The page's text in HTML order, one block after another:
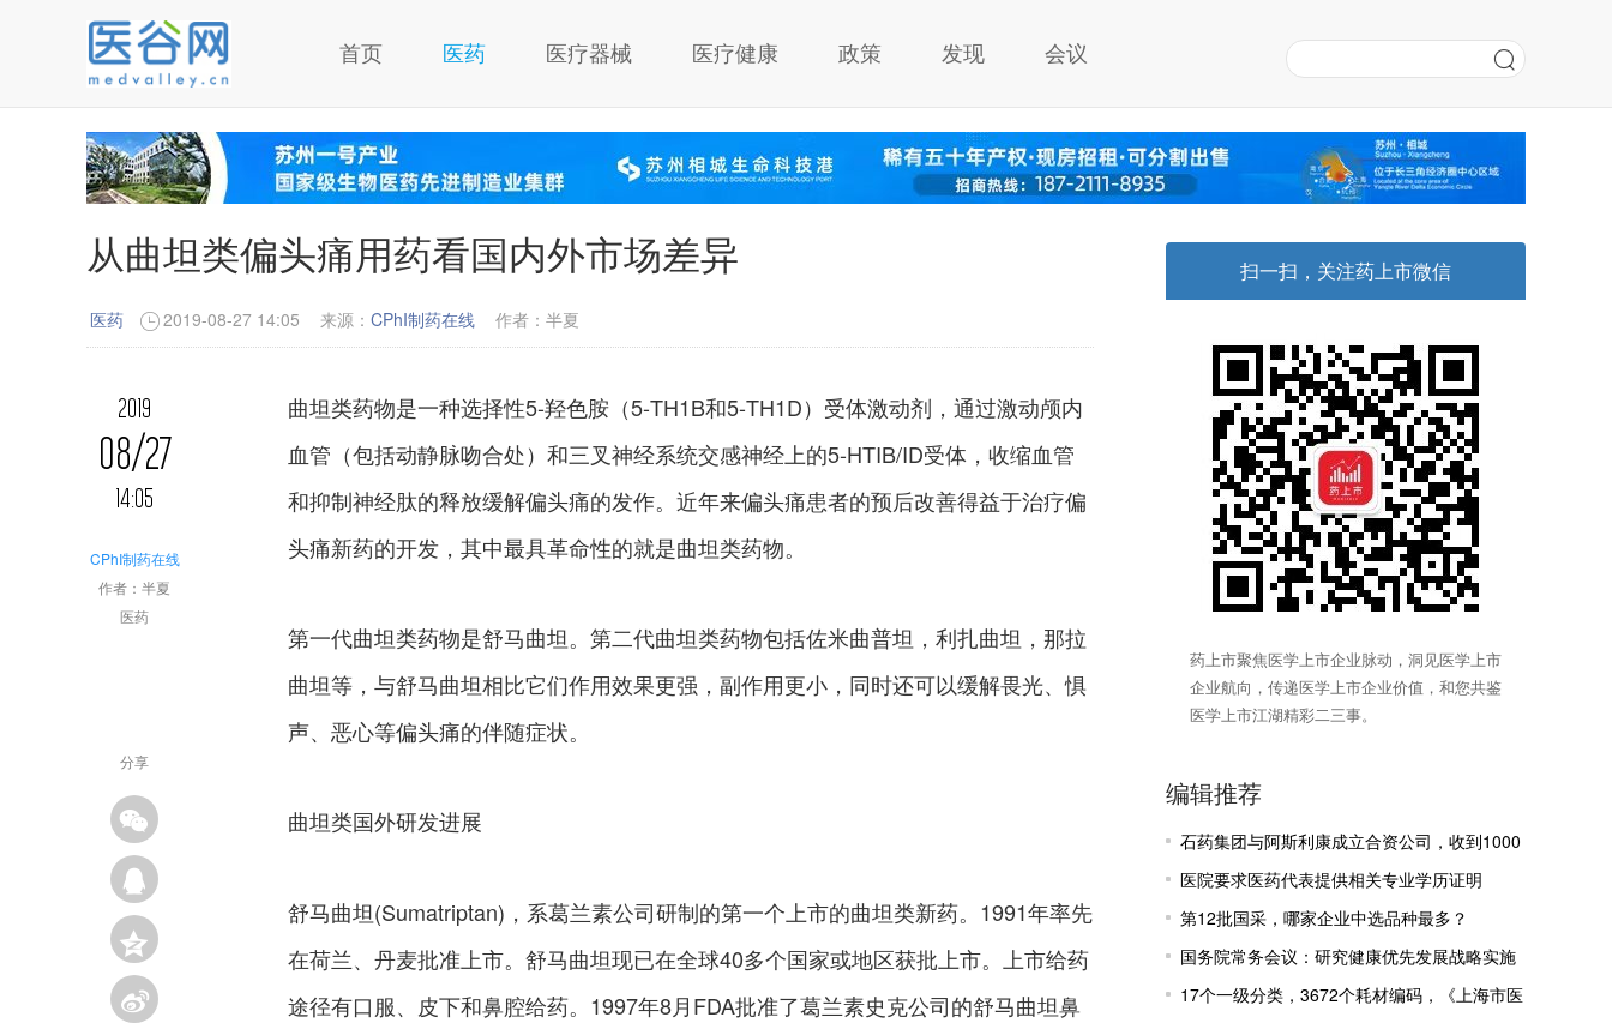
首页 医药 医疗器械 医疗健康 政策 发现 会议
从曲坦类偏头痛用药看国内外市场差异
医药 2019-08-27 14:05 来源： CPhI制药在线 作者：半夏
2019
08/27
14:05
CPhI制药在线
作者：半夏
医药
分享
曲坦类药物是一种选择性5-羟色胺（5-TH1B和5-TH1D）受体激动剂，通过激动颅内
血管（包括动静脉吻合处）和三叉神经系统交感神经上的5-HTIB/ID受体，收缩血管
和抑制神经肽的释放缓解偏头痛的发作。近年来偏头痛患者的预后改善得益于治疗偏
头痛新药的开发，其中最具革命性的就是曲坦类药物。
第一代曲坦类药物是舒马曲坦。第二代曲坦类药物包括佐米曲普坦，利扎曲坦，那拉
曲坦等，与舒马曲坦相比它们作用效果更强，副作用更小，同时还可以缓解畏光、惧
声、恶心等偏头痛的伴随症状。
曲坦类国外研发进展
舒马曲坦(Sumatriptan)，系葛兰素公司研制的第一个上市的曲坦类新药。1991年率先
在荷兰、丹麦批准上市。舒马曲坦现已在全球40多个国家或地区获批上市。上市给药
途径有口服、皮下和鼻腔给药。1997年8月FDA批准了葛兰素史克公司的舒马曲坦鼻
扫一扫，关注药上市微信
药上市聚焦医学上市企业脉动，洞见医学上市
企业航向，传递医学上市企业价值，和您共鉴
医学上市江湖精彩二三事。
编辑推荐
石药集团与阿斯利康成立合资公司，收到1000
万美元里程碑付款
医院要求医药代表提供相关专业学历证明
第12批国采，哪家企业中选品种最多？
国务院常务会议：研究健康优先发展战略实施
有关工作
17个一级分类，3672个耗材编码，《上海市医